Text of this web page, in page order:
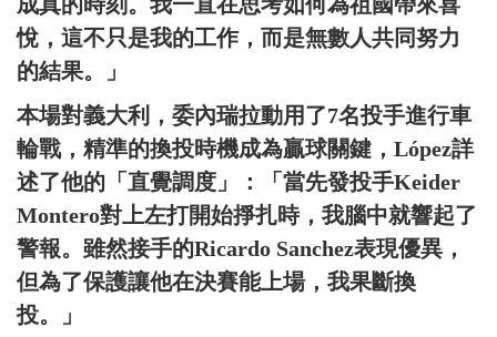
悅，這不只是我的工作，而是無數人共同努力
的結果。」
本場對義大利，委內瑞拉動用了7名投手進行車
輪戰，精準的換投時機成為贏球關鍵，López詳
述了他的「直覺調度」：「當先發投手Keider
Montero對上左打開始掙扎時，我腦中就響起了
警報。雖然接手的Ricardo Sanchez表現優異，
但為了保護讓他在決賽能上場，我果斷換
投。」